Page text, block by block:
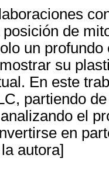
de
un
su
En este
partiendo
el
en
autora]